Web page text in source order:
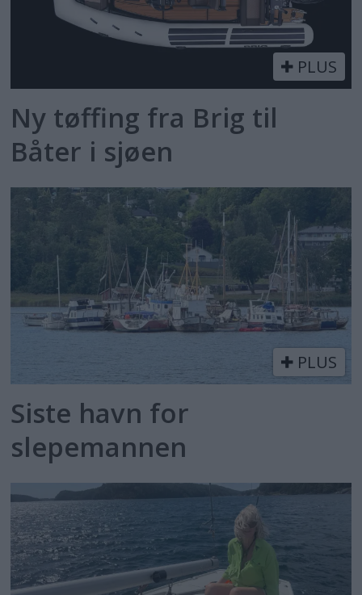
PLUS
Ny tøffing fra Brig til
Båter i sjøen
PLUS
Siste havn for
slepemannen